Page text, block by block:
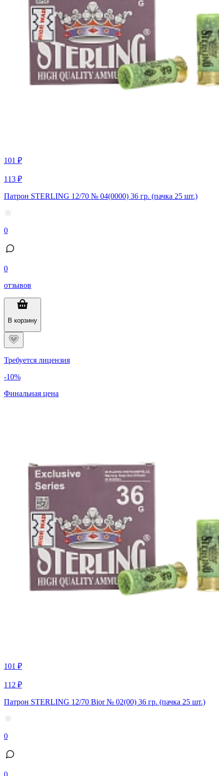
101 ₽
113 ₽
Патрон STERLING 12/70 № 04(0000) 36 гр. (пачка 25 шт.)
0
0
отзывов
В корзину
Требуется лицензия
-10%
Финальная цена
101 ₽
112 ₽
Патрон STERLING 12/70 Bior № 02(00) 36 гр. (пачка 25 шт.)
0